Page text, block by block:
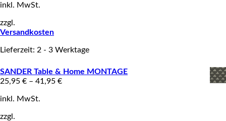
inkl. MwSt.
zzgl.
Versandkosten
Lieferzeit: 2 - 3 Werktage
SANDER Table & Home MONTAGE
25,95 € – 41,95 €
inkl. MwSt.
zzgl.